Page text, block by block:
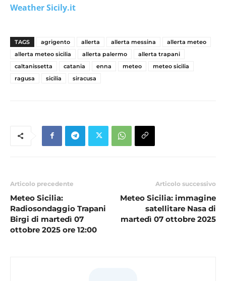
Weather Sicily.it
TAGS agrigento allerta allerta messina
allerta meteo
allerta meteo sicilia
allerta palermo
allerta trapani
caltanissetta
catania enna meteo
meteo sicilia
ragusa
sicilia siracusa
Articolo precedente
Meteo Sicilia:
Radiosondaggio Trapani
Birgi di martedì 07
ottobre 2025 ore 12:00
Articolo successivo
Meteo Sicilia: immagine
satellitare Nasa di
martedì 07 ottobre 2025